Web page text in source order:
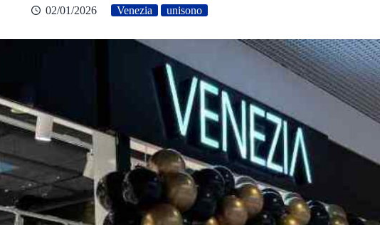
02/01/2026 Venezia unisono